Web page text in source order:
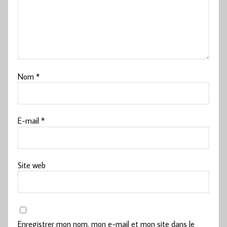
Nom*
E-mail*
Site web
Enregistrer mon nom, mon e-mail et mon site dans le